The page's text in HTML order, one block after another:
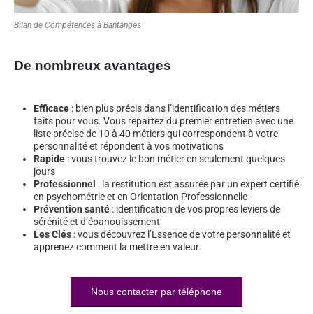
Bilan de Compétences à Bantanges
De nombreux avantages
Efficace : bien plus précis dans l’identification des métiers
faits pour vous. Vous repartez du premier entretien avec une
liste précise de 10 à 40 métiers qui correspondent à votre
personnalité et répondent à vos motivations
Rapide : vous trouvez le bon métier en seulement quelques
jours
Professionnel : la restitution est assurée par un expert certifié
en psychométrie et en Orientation Professionnelle
Prévention santé : identification de vos propres leviers de
sérénité et d’épanouissement
Les Clés : vous découvrez l’Essence de votre personnalité et
apprenez comment la mettre en valeur.
Nous contacter par téléphone